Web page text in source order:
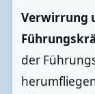
Verwirrung
der